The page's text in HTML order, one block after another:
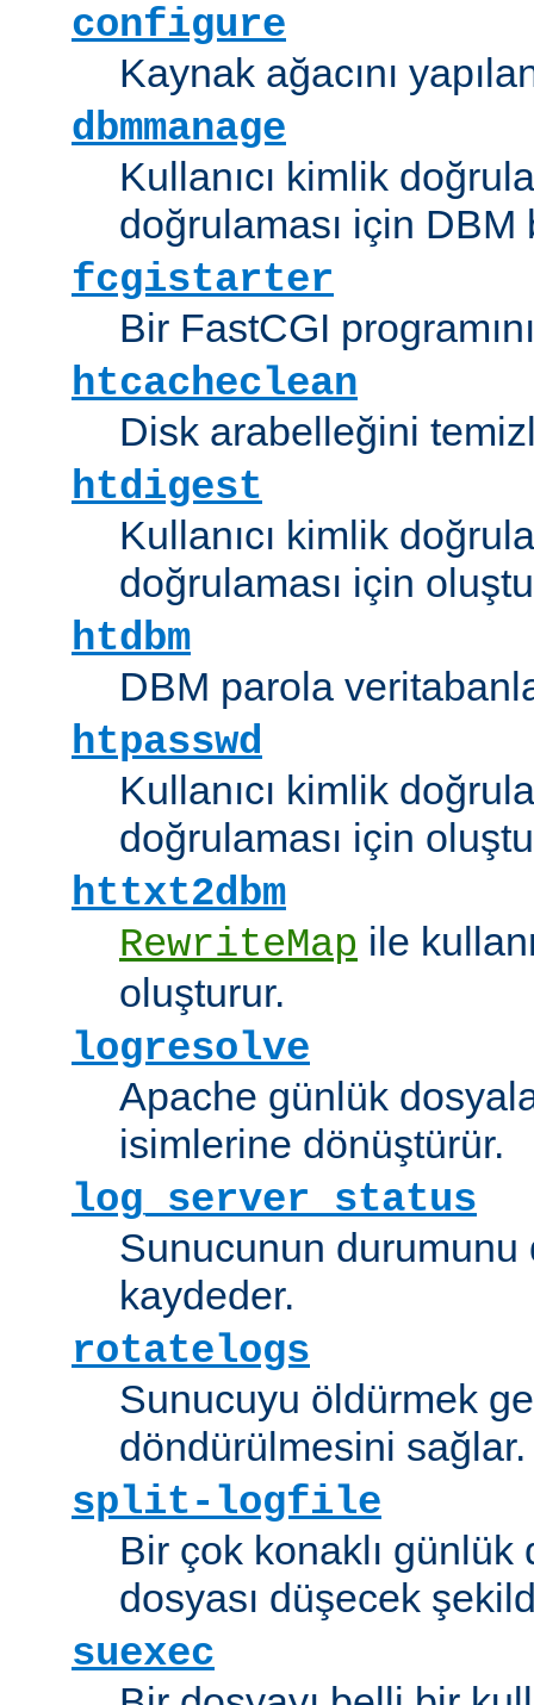
configure
Kaynak ağacını
dbmmanage
Kullanıcı kimlik
doğrulaması için
fcgistarter
Bir FastCGI programını
htcacheclean
Disk arabelleğini
htdigest
Kullanıcı kimlik
doğrulaması için
htdbm
DBM parola
htpasswd
Kullanıcı kimlik
doğrulaması için
httxt2dbm
RewriteMap ile
oluşturur.
logresolve
Apache günlük
isimlerine dönüştürür.
log_server_status
Sunucunun durumunu
kaydeder.
rotatelogs
Sunucuyu öldürmek
döndürülmesini sağlar.
split-logfile
Bir çok konaklı günlük
dosyası düşecek
suexec